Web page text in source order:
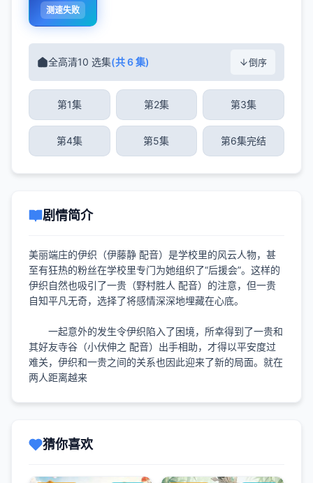
测速失败
全高清10 选集(共 6 集) 倒序
第1集 第2集 第3集
第4集 第5集 第6集完结
剧情简介
美丽端庄的伊织（伊藤静 配音）是学校里的风云人物，甚
至有狂热的粉丝在学校里专门为她组织了“后援会”。这样的
伊织自然也吸引了一贵（野村胜人 配音）的注意，但一贵
自知平凡无奇，选择了将感情深深地埋藏在心底。
一起意外的发生令伊织陷入了困境，所幸得到了一贵和
其好友寺谷（小伏伸之 配音）出手相助，才得以平安度过
难关，伊织和一贵之间的关系也因此迎来了新的局面。就在
两人距离越来
猜你喜欢